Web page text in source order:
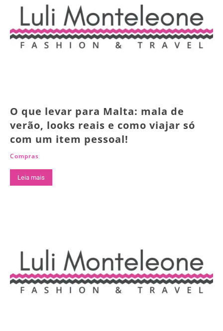
O que levar para Malta: mala de
verão, looks reais e como viajar só
com um item pessoal!
Compras
Leia mais